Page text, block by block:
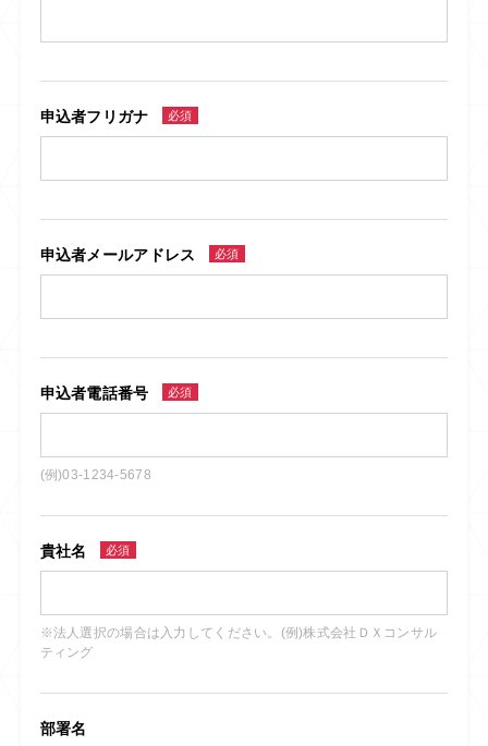
申込者フリガナ 必須
申込者メールアドレス 必須
申込者電話番号 必須
(例)03-1234-5678
貴社名 必須
※法人選択の場合は入力してください。(例)株式会社ＤＸコンサル
ティング
部署名